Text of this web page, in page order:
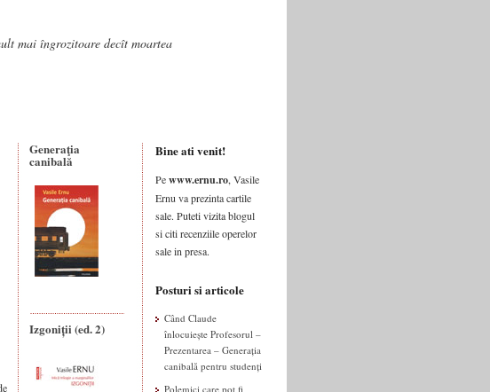
mai îngrozitoare decît moartea
Generaţia
canibală
Izgoniții (ed. 2)
Bine ati venit!
Pewww.ernu.ro, Vasile
Ernu va prezinta cartile
sale. Puteti vizita blogul
si citi recenziile operelor
sale in presa.
Posturi si articole
Când Claude
înlocuiește Profesorul –
Prezentarea – Generația
canibală pentru studenți
Polemici care pot fi